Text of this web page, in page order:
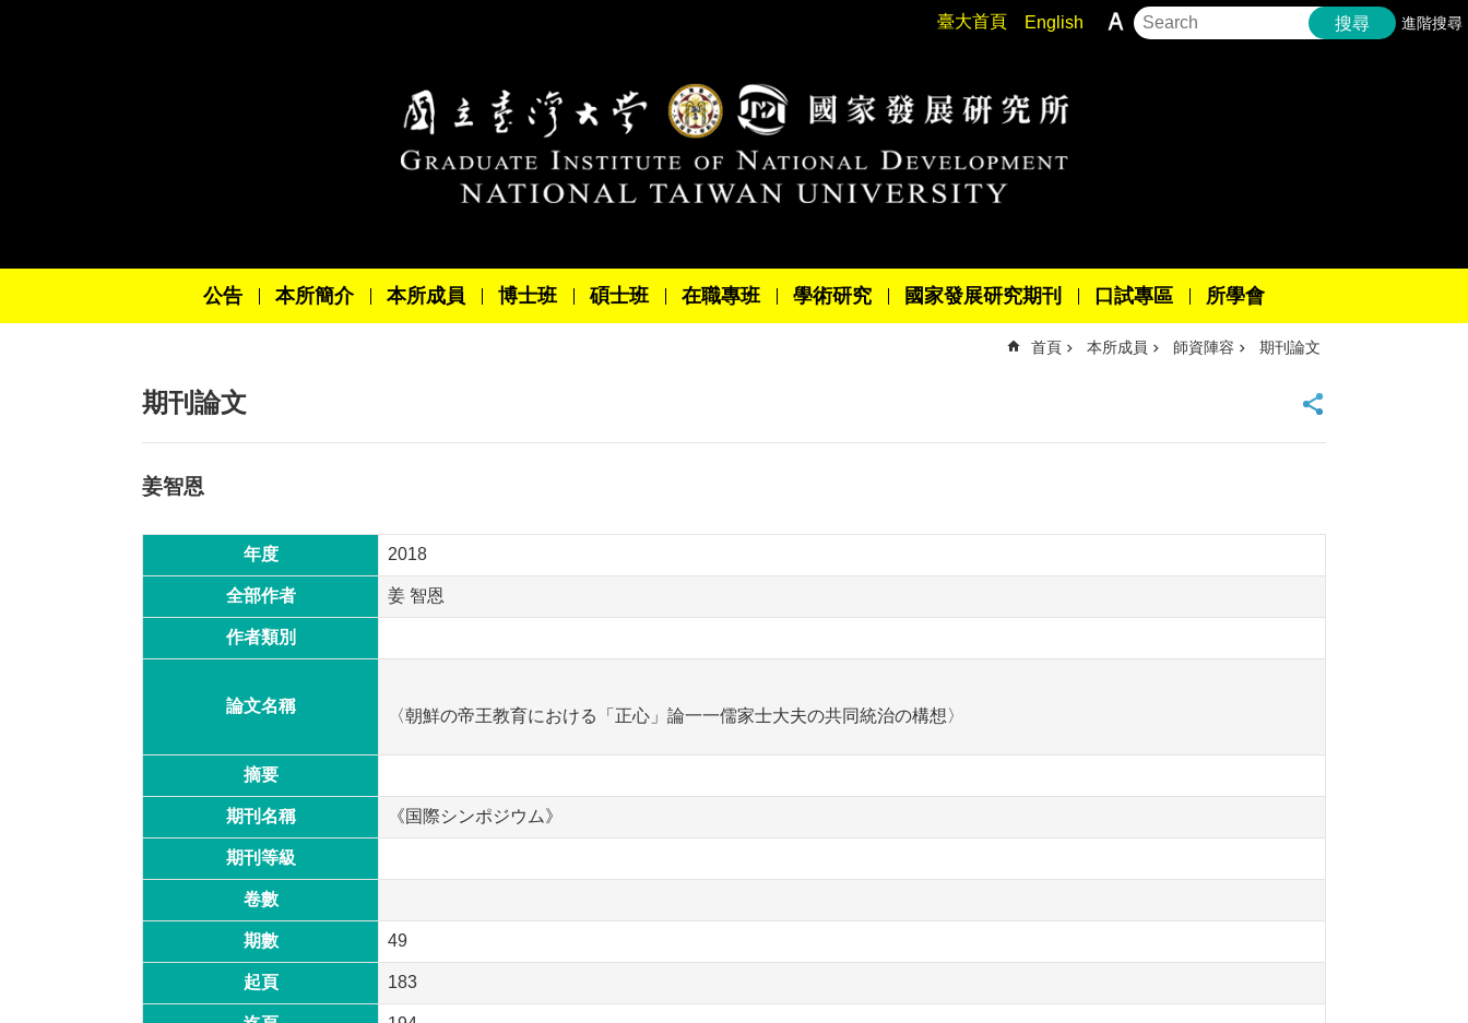
臺大首頁 English 搜尋 進階搜尋
公告 本所簡介 本所成員 博士班 碩士班 在職專班 學術研究 國家發展研究期刊 口試專區 所學會
首頁 本所成員 師資陣容 期刊論文
期刊論文
姜智恩
年度 2018
全部作者 姜 智恩
作者類別
論文名稱
〈朝鮮の帝王教育における「正心」論一一儒家士大夫の共同統治の構想〉
摘要
期刊名稱 《国際シンポジウム》
期刊等級
卷數
期數 49
起頁 183